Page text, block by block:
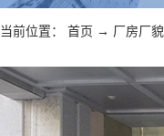
当前位置： 首页 → 厂房厂貌